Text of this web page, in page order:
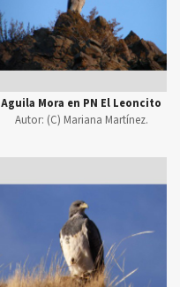
Aguila Mora en PN El Leoncito
Autor: (C) Mariana Martínez.